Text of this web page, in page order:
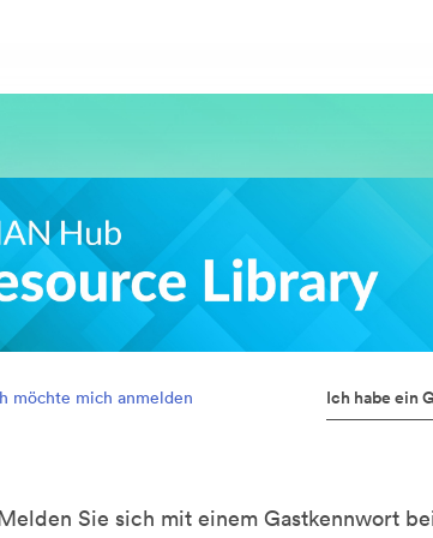
möchte mich anmelden Ich habe ein
Sie sich mit einem Gastkennwort